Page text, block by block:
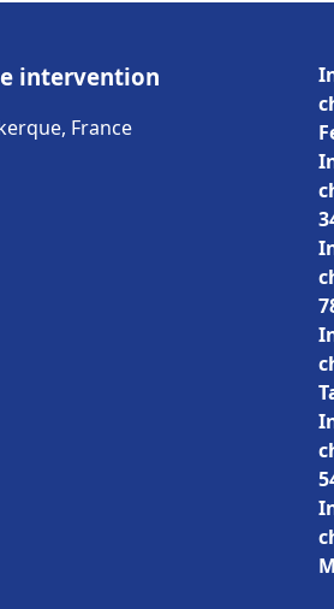
intervention
France